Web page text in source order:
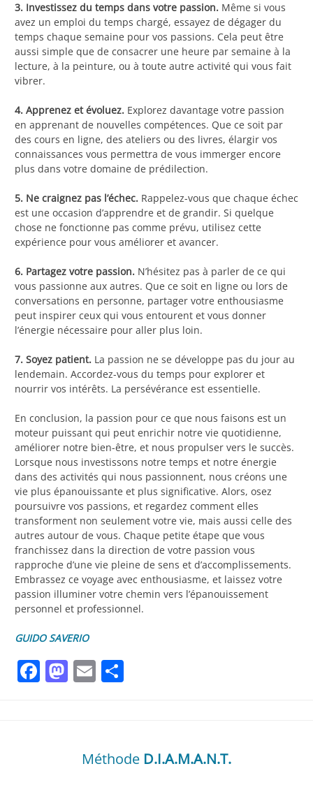
3. Investissez du temps dans votre passion. Même si vous
avez un emploi du temps chargé, essayez de dégager du
temps chaque semaine pour vos passions. Cela peut être
aussi simple que de consacrer une heure par semaine à la
lecture, à la peinture, ou à toute autre activité qui vous fait
vibrer.
4. Apprenez et évoluez. Explorez davantage votre passion
en apprenant de nouvelles compétences. Que ce soit par
des cours en ligne, des ateliers ou des livres, élargir vos
connaissances vous permettra de vous immerger encore
plus dans votre domaine de prédilection.
5. Ne craignez pas l’échec. Rappelez-vous que chaque échec
est une occasion d’apprendre et de grandir. Si quelque
chose ne fonctionne pas comme prévu, utilisez cette
expérience pour vous améliorer et avancer.
6. Partagez votre passion. N’hésitez pas à parler de ce qui
vous passionne aux autres. Que ce soit en ligne ou lors de
conversations en personne, partager votre enthousiasme
peut inspirer ceux qui vous entourent et vous donner
l’énergie nécessaire pour aller plus loin.
7. Soyez patient. La passion ne se développe pas du jour au
lendemain. Accordez-vous du temps pour explorer et
nourrir vos intérêts. La persévérance est essentielle.
En conclusion, la passion pour ce que nous faisons est un
moteur puissant qui peut enrichir notre vie quotidienne,
améliorer notre bien-être, et nous propulser vers le succès.
Lorsque nous investissons notre temps et notre énergie
dans des activités qui nous passionnent, nous créons une
vie plus épanouissante et plus significative. Alors, osez
poursuivre vos passions, et regardez comment elles
transforment non seulement votre vie, mais aussi celle des
autres autour de vous. Chaque petite étape que vous
franchissez dans la direction de votre passion vous
rapproche d’une vie pleine de sens et d’accomplissements.
Embrassez ce voyage avec enthousiasme, et laissez votre
passion illuminer votre chemin vers l’épanouissement
personnel et professionnel.
GUIDO SAVERIO
Facebook
Mastodon
Email
Méthode D.I.A.M.A.N.T.